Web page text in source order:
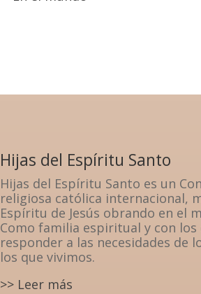
Hijas del Espíritu Santo
Hijas del Espíritu Santo es un
religiosa católica internacional,
Espíritu de Jesús obrando en el
Como familia espiritual y con los
responder a las necesidades de
los que vivimos.
>> Leer más